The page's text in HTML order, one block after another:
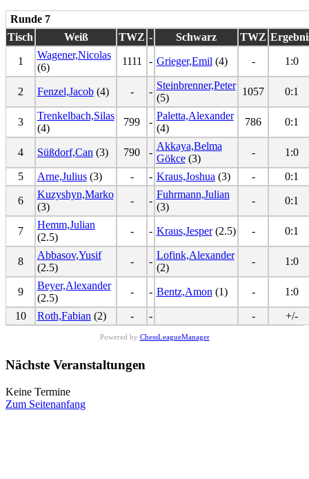
Runde 7
Tisch
Weiß TWZ - Schwarz TWZ
1
Wagener,Nicolas
(6)
1111 - Grieger,Emil(4) - 1:0
2 Fenzel,Jacob(4) - -
Steinbrenner,Peter
(5)
1057 0:1
3
Trenkelbach,Silas
(4)
799 -
Paletta,Alexander
(4)
786 0:1
4 Süßdorf,Can(3) 790 -
Akkaya,Belma
Gökce(3)
- 1:0
5 Arne,Julius(3) - - Kraus,Joshua(3) - 0:1
6
Kuzyshyn,Marko
(3)
- -
Fuhrmann,Julian
(3)
- 0:1
7
Hemm,Julian
(2.5)
- - Kraus,Jesper(2.5) - 0:1
8
Abbasov,Yusif
(2.5)
- -
Lofink,Alexander
(2)
- 1:0
9
Beyer,Alexander
(2.5)
- - Bentz,Amon(1) - 1:0
10 Roth,Fabian(2) - - - +/-
Powered by ChessLeagueManager
Nächste Veranstaltungen
Keine Termine
Zum Seitenanfang